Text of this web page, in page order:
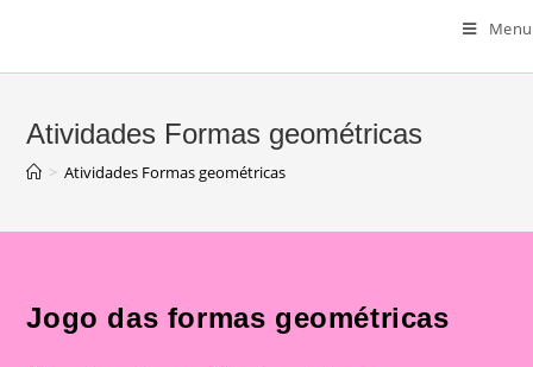
Menu
Atividades Formas geométricas
> Atividades Formas geométricas
Jogo das formas geométricas